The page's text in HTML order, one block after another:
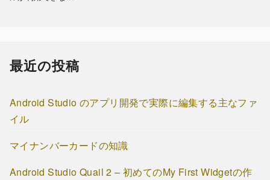
最近の投稿
Android Studio のアプリ開発で実際に編集する主なファ
イル
マイナンバーカードの知識
Android Studio Quail 2 – 初めてのMy First Widgetの作